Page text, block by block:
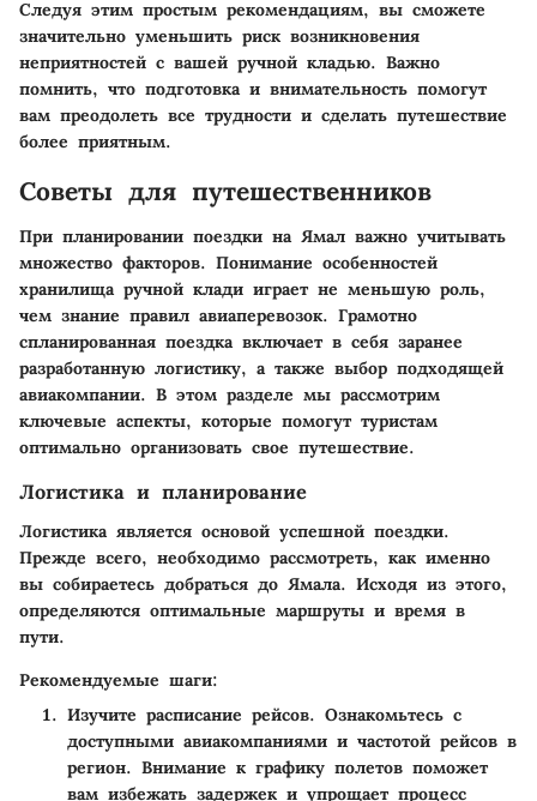
Следуя этим простым рекомендациям, вы сможете
значительно уменьшить риск возникновения
неприятностей с вашей ручной кладью. Важно
помнить, что подготовка и внимательность помогут
вам преодолеть все трудности и сделать путешествие
более приятным.
Советы для путешественников
При планировании поездки на Ямал важно учитывать
множество факторов. Понимание особенностей
хранилища ручной клади играет не меньшую роль,
чем знание правил авиаперевозок. Грамотно
спланированная поездка включает в себя заранее
разработанную логистику, а также выбор подходящей
авиакомпании. В этом разделе мы рассмотрим
ключевые аспекты, которые помогут туристам
оптимально организовать свое путешествие.
Логистика и планирование
Логистика является основой успешной поездки.
Прежде всего, необходимо рассмотреть, как именно
вы собираетесь добраться до Ямала. Исходя из этого,
определяются оптимальные маршруты и время в
пути.
Рекомендуемые шаги:
Изучите расписание рейсов. Ознакомьтесь с
доступными авиакомпаниями и частотой рейсов в
регион. Внимание к графику полетов поможет
вам избежать задержек и упрощает процесс